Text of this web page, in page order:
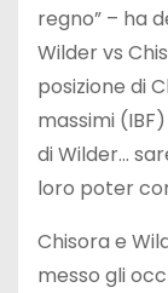
regno” – ha
Wilder vs
posizione di
massimi
di Wilder…
loro poter
Chisora e
messo gli